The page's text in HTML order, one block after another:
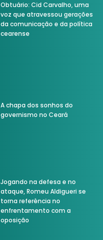
Obtuário: Cid Carvalho, uma
voz que atravessou gerações
da comunicação e da política
cearense
A chapa dos sonhos do
governismo no Ceará
Jogando na defesa e no
ataque, Romeu Aldigueri se
torna referência no
enfrentamento com a
oposição